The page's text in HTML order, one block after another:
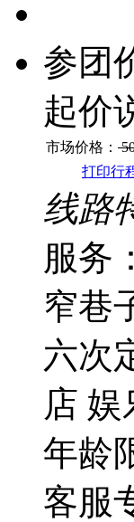
参团
起价
市场价格：
打印行
线路
服务
窄巷
六次
店
年龄
客服